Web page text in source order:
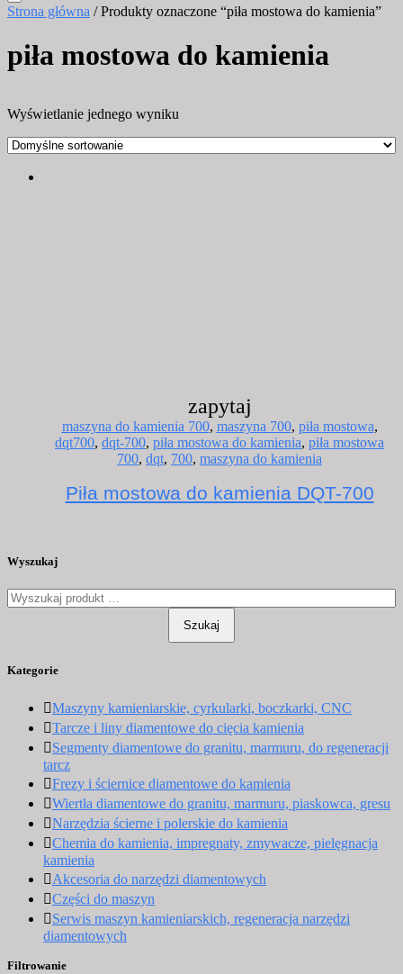
Strona główna / Produkty oznaczone “piła mostowa do kamienia”
piła mostowa do kamienia
Wyświetlanie jednego wyniku
zapytaj
maszyna do kamienia 700, maszyna 700, piła mostowa,
dqt700, dqt-700, piła mostowa do kamienia, piła mostowa
700, dqt, 700, maszyna do kamienia
Piła mostowa do kamienia DQT-700
Wyszukaj
Szukaj
Kategorie
Maszyny kamieniarskie, cyrkularki, boczkarki, CNC
Tarcze i liny diamentowe do cięcia kamienia
Segmenty diamentowe do granitu, marmuru, do regeneracji
tarcz
Frezy i ściernice diamentowe do kamienia
Wiertła diamentowe do granitu, marmuru, piaskowca, gresu
Narzędzia ścierne i polerskie do kamienia
Chemia do kamienia, impregnaty, zmywacze, pielęgnacja
kamienia
Akcesoria do narzędzi diamentowych
Części do maszyn
Serwis maszyn kamieniarskich, regeneracja narzędzi
diamentowych
Filtrowanie